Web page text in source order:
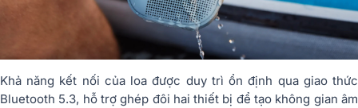
Khả năng kết nối của loa được duy trì ổn định qua giao thức
Bluetooth 5.3, hỗ trợ ghép đôi hai thiết bị để tạo không gian âm